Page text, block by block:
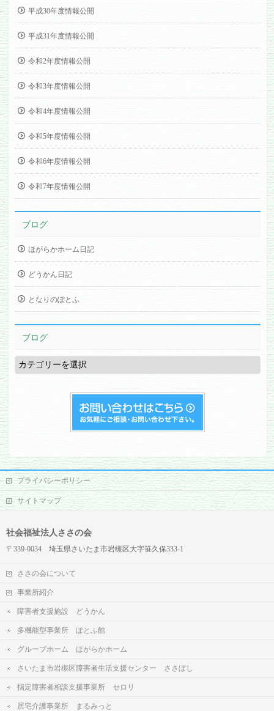
平成30年度情報公開
平成31年度情報公開
令和2年度情報公開
令和3年度情報公開
令和4年度情報公開
令和5年度情報公開
令和6年度情報公開
令和7年度情報公開
ブログ
ほがらかホーム日記
どうかん日記
となりのぽとふ
ブログ
ブ
ロ
グ
プライバシーポリシー
サイトマップ
社会福祉法人ささの会
〒339-0034 埼玉県さいたま市岩槻区大字笹久保333-1
ささの会について
事業所紹介
障害者支援施設 どうかん
多機能型事業所 ぽとふ館
グループホーム ほがらかホーム
さいたま市岩槻区障害者生活支援センター ささぼし
指定障害者相談支援事業所 セロリ
居宅介護事業所 まるみっと